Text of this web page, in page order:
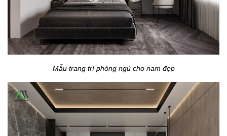
Mẫu trang trí phòng ngủ cho nam đẹp